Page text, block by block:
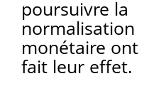
poursuivre la
normalisation
monétaire ont
fait leur effet.